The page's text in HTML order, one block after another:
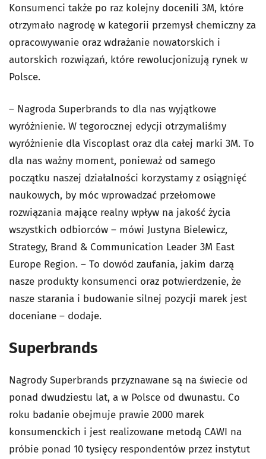
Konsumenci także po raz kolejny docenili 3M, które
otrzymało nagrodę w kategorii przemysł chemiczny za
opracowywanie oraz wdrażanie nowatorskich i
autorskich rozwiązań, które rewolucjonizują rynek w
Polsce.
– Nagroda Superbrands to dla nas wyjątkowe
wyróżnienie. W tegorocznej edycji otrzymaliśmy
wyróżnienie dla Viscoplast oraz dla całej marki 3M. To
dla nas ważny moment, ponieważ od samego
początku naszej działalności korzystamy z osiągnięć
naukowych, by móc wprowadzać przełomowe
rozwiązania mające realny wpływ na jakość życia
wszystkich odbiorców – mówi Justyna Bielewicz,
Strategy, Brand & Communication Leader 3M East
Europe Region. – To dowód zaufania, jakim darzą
nasze produkty konsumenci oraz potwierdzenie, że
nasze starania i budowanie silnej pozycji marek jest
doceniane – dodaje.
Superbrands
Nagrody Superbrands przyznawane są na świecie od
ponad dwudziestu lat, a w Polsce od dwunastu. Co
roku badanie obejmuje prawie 2000 marek
konsumenckich i jest realizowane metodą CAWI na
próbie ponad 10 tysięcy respondentów przez instytut